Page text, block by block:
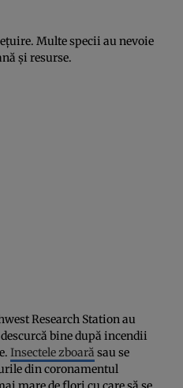
Multe specii au nevoie
și resurse.
Research Station au
bine după incendii
Insectele zboară sau se
din coronamentul